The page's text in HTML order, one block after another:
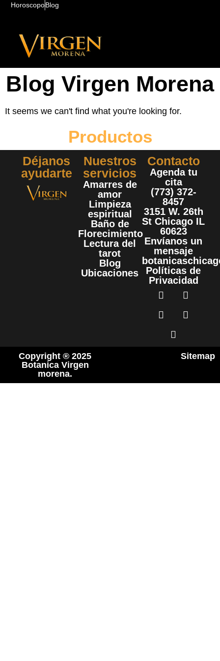
HoroscopoBlog
Blog Virgen Morena
It seems we can't find what you're looking for.
Productos
Déjanos
ayudarte
Nuestros
servicios
Amarres de
amor
Limpieza
espiritual
Baño de
Florecimiento
Lectura del
tarot
Blog
Ubicaciones
Contacto
Agenda tu
cita
(773) 372-
8457
3151 W. 26th
St Chicago IL
60623
Envíanos un
mensaje
Políticas de
Privacidad
Copyright ® 2025
Botanica Virgen
morena.
Sitemap